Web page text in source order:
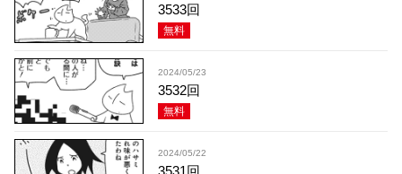
3533回
無料
2024/05/23
3532回
無料
2024/05/22
3531回